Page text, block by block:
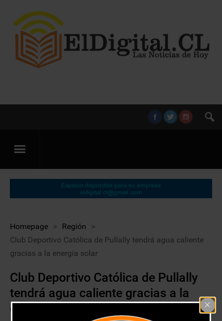
Homepage > Región
>
Club Deportivo Católica de Pullally tendrá agua caliente
gracias a la energía solar
Club Deportivo Católica de Pullally
tendrá agua caliente gracias a la
energía solar